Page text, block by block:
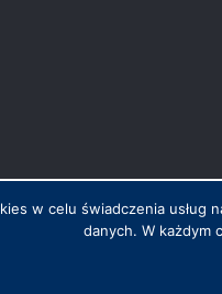
Hosting i wykonanie
w celu świadczenia
danych. W każdym